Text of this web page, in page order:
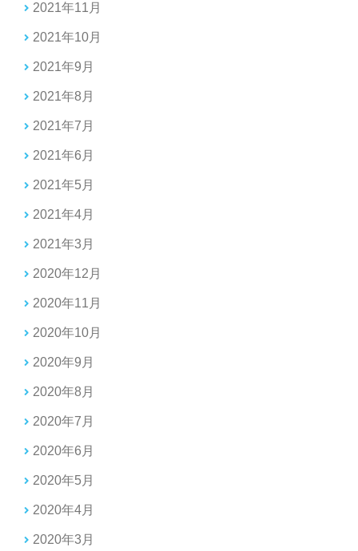
2021年11月
2021年10月
2021年9月
2021年8月
2021年7月
2021年6月
2021年5月
2021年4月
2021年3月
2020年12月
2020年11月
2020年10月
2020年9月
2020年8月
2020年7月
2020年6月
2020年5月
2020年4月
2020年3月